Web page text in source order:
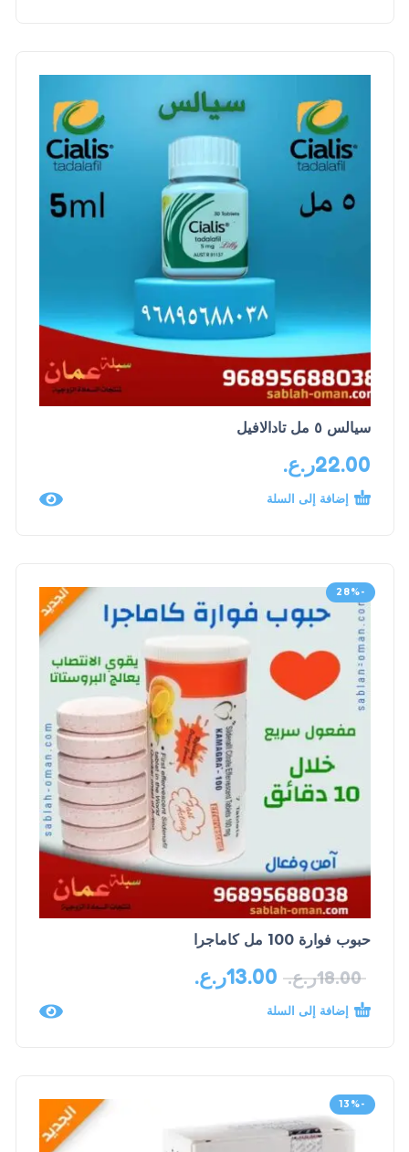
سيالس ٥ مل تادالافيل
22.00ر.ع.
إضافة إلى السلة
-28%
حبوب فوارة 100 مل كاماجرا
18.00ر.ع. 13.00ر.ع.
إضافة إلى السلة
-13%